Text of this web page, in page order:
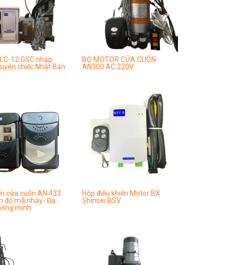
12 GSC nhập
chiếc Nhật Bản
BỘ MOTOR CỬA CUỐN
AN300 AC 220V
cửa cuốn AN 433
đỏ mã nhảy- Đa
minh
Hộp điều khiển Motor BX
Shinsei BSV